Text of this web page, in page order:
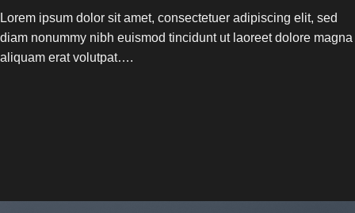
Lorem ipsum dolor sit amet, consectetuer adipiscing elit, sed
diam nonummy nibh euismod tincidunt ut laoreet dolore magna
aliquam erat volutpat….